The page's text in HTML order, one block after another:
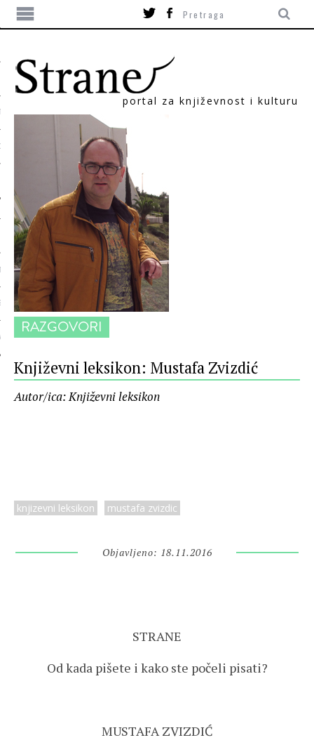
portal za književnost i kulturu
RAZGOVORI
Književni leksikon: Mustafa Zvizdić
Autor/ica: Književni leksikon
knjizevni leksikon mustafa zvizdic
Objavljeno: 18.11.2016
STRANE
Od kada pišete i kako ste počeli pisati?
MUSTAFA ZVIZDIĆ